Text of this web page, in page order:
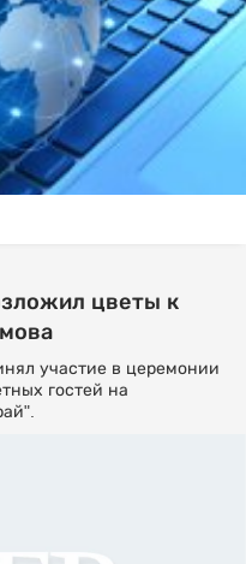
цветы к
участие в церемонии
гостей на